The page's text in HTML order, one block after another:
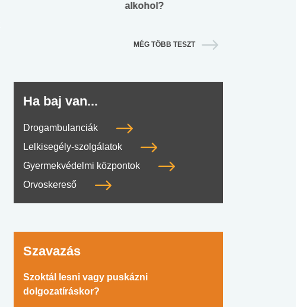
alkohol?
MÉG TÖBB TESZT
Ha baj van...
Drogambulanciák
Lelkisegély-szolgálatok
Gyermekvédelmi központok
Orvoskereső
Szavazás
Szoktál lesni vagy puskázni
dolgozatíráskor?